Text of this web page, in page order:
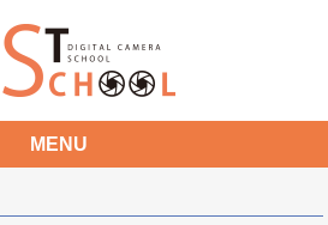
MENU